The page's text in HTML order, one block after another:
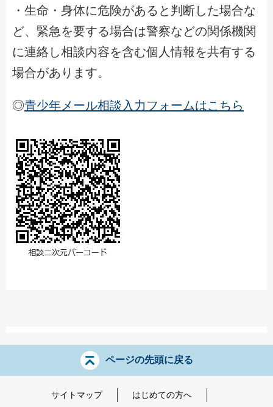
・生命・身体に危険があると判断した場合な
ど、緊急を要する場合は警察などの関係機関
に連絡し相談内容を含む個人情報を共有する
場合があります。
◎青少年メール相談入力フォームはこちら
ページの先頭に戻る
サイトマップ はじめての方へ